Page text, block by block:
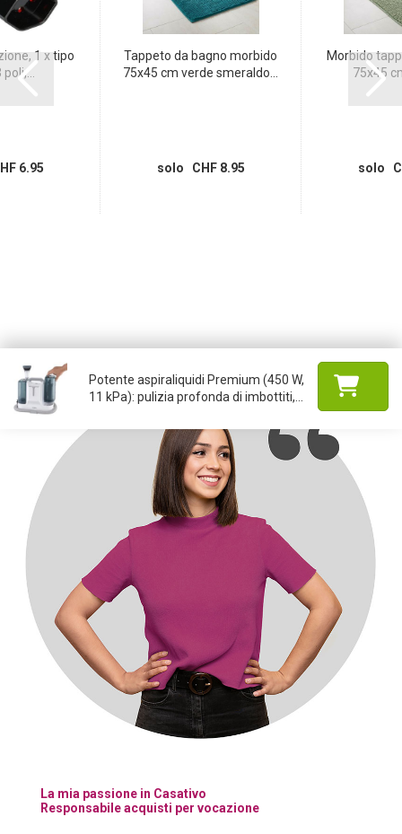
1 x tipo
6.95
Tappeto da bagno morbido
75x45 cm verde smeraldo...
solo CHF 8.95
Morbido
75x45
solo
Potente aspiraliquidi Premium (450 W,
11 kPa): pulizia profonda di imbottiti,...
La mia passione in Casativo
Responsabile acquisti per vocazione